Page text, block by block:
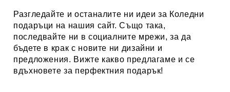
Разгледайте и останалите ни идеи за Коледни
подаръци на нашия сайт. Също така,
последвайте ни в социалните мрежи, за да
бъдете в крак с новите ни дизайни и
предложения. Вижте какво предлагаме и се
вдъхновете за перфектния подарък!